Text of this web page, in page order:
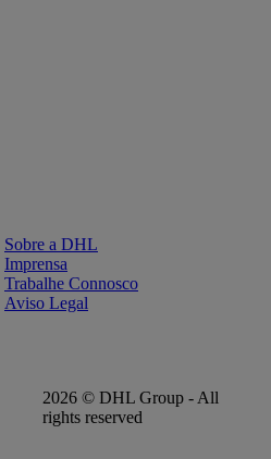
Sobre a DHL
Imprensa
Trabalhe Connosco
Aviso Legal
2026 © DHL Group - All
rights reserved